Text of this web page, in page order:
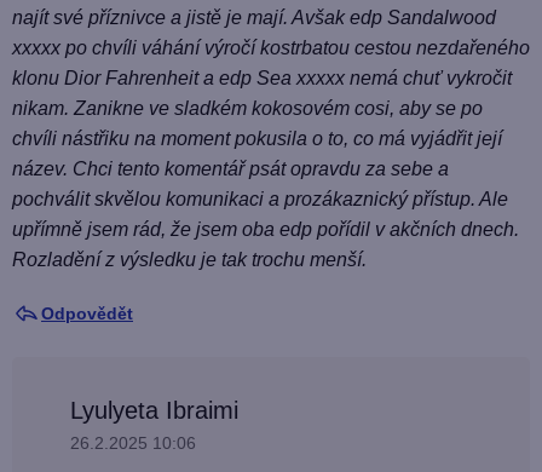
najít své příznivce a jistě je mají. Avšak edp Sandalwood
xxxxx po chvíli váhání výročí kostrbatou cestou nezdařeného
klonu Dior Fahrenheit a edp Sea xxxxx nemá chuť vykročit
nikam. Zanikne ve sladkém kokosovém cosi, aby se po
chvíli nástřiku na moment pokusila o to, co má vyjádřit její
název. Chci tento komentář psát opravdu za sebe a
pochválit skvělou komunikaci a prozákaznický přístup. Ale
upřímně jsem rád, že jsem oba edp pořídil v akčních dnech.
Rozladění z výsledku je tak trochu menší.
Odpovědět
Lyulyeta Ibraimi
26.2.2025 10:06